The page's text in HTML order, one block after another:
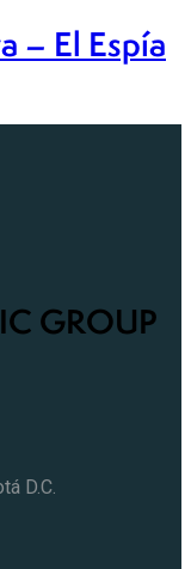
– El Espía
GROUP
D.C.